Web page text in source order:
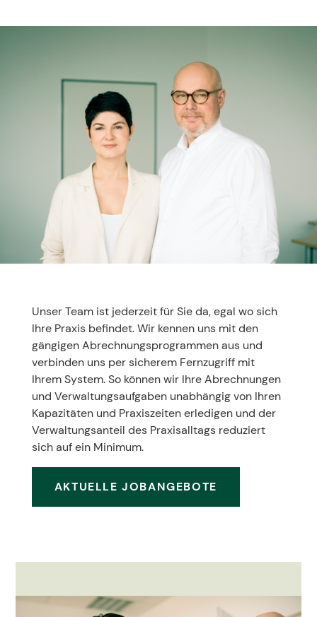
Unser Team ist jederzeit für Sie da, egal wo sich
Ihre Praxis befindet. Wir kennen uns mit den
gängigen Abrechnungsprogrammen aus und
verbinden uns per sicherem Fernzugriff mit
Ihrem System. So können wir Ihre Abrechnungen
und Verwaltungsaufgaben unabhängig von Ihren
Kapazitäten und Praxiszeiten erledigen und der
Verwaltungsanteil des Praxisalltags reduziert
sich auf ein Minimum.
AKTUELLE JOBANGEBOTE